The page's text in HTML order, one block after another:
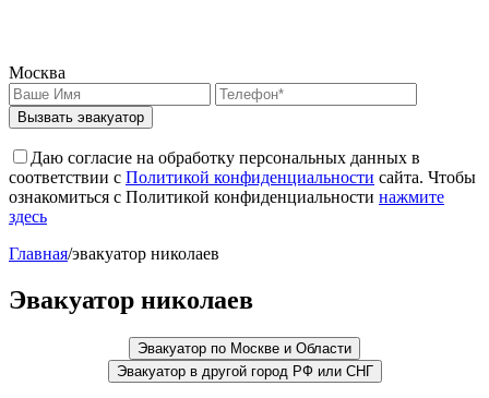
Москва
Вызвать эвакуатор
Даю согласие на обработку персональных данных в
соответствии с Политикой конфиденциальности сайта. Чтобы
ознакомиться с Политикой конфиденциальности нажмите
здесь
Главная/эвакуатор николаев
Эвакуатор николаев
Эвакуатор по Москве и Области
Эвакуатор в другой город РФ или СНГ